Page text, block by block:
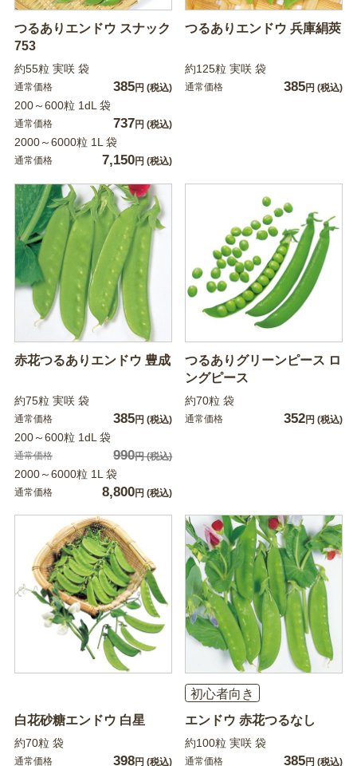
つるありエンドウ スナック
753
約55粒 実咲 袋
通常価格 385円 (税込)
200～600粒 1dL 袋
通常価格 737円 (税込)
2000～6000粒 1L 袋
通常価格 7,150円 (税込)
つるありエンドウ 兵庫絹莢
約125粒 実咲 袋
通常価格 385円 (税込)
赤花つるありエンドウ 豊成
約75粒 実咲 袋
通常価格 385円 (税込)
200～600粒 1dL 袋
通常価格 990円(税込)
2000～6000粒 1L 袋
通常価格 8,800円 (税込)
つるありグリーンピース ロ
ングピース
約70粒 袋
通常価格 352円 (税込)
白花砂糖エンドウ 白星
約70粒 袋
通常価格 398円 (税込)
初心者向き
エンドウ 赤花つるなし
約100粒 実咲 袋
通常価格 385円 (税込)